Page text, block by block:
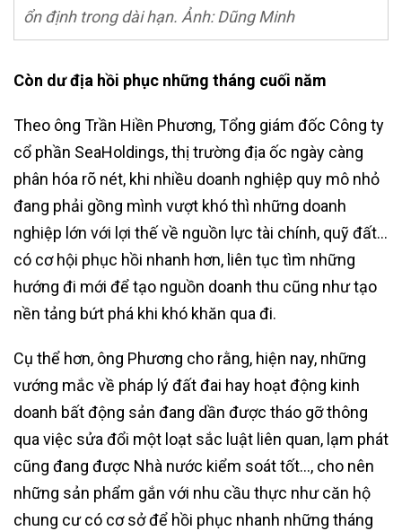
ổn định trong dài hạn. Ảnh: Dũng Minh
Còn dư địa hồi phục những tháng cuối năm
Theo ông Trần Hiền Phương, Tổng giám đốc Công ty
cổ phần SeaHoldings, thị trường địa ốc ngày càng
phân hóa rõ nét, khi nhiều doanh nghiệp quy mô nhỏ
đang phải gồng mình vượt khó thì những doanh
nghiệp lớn với lợi thế về nguồn lực tài chính, quỹ đất…
có cơ hội phục hồi nhanh hơn, liên tục tìm những
hướng đi mới để tạo nguồn doanh thu cũng như tạo
nền tảng bứt phá khi khó khăn qua đi.
Cụ thể hơn, ông Phương cho rằng, hiện nay, những
vướng mắc về pháp lý đất đai hay hoạt động kinh
doanh bất động sản đang dần được tháo gỡ thông
qua việc sửa đổi một loạt sắc luật liên quan, lạm phát
cũng đang được Nhà nước kiểm soát tốt…, cho nên
những sản phẩm gắn với nhu cầu thực như căn hộ
chung cư có cơ sở để hồi phục nhanh những tháng